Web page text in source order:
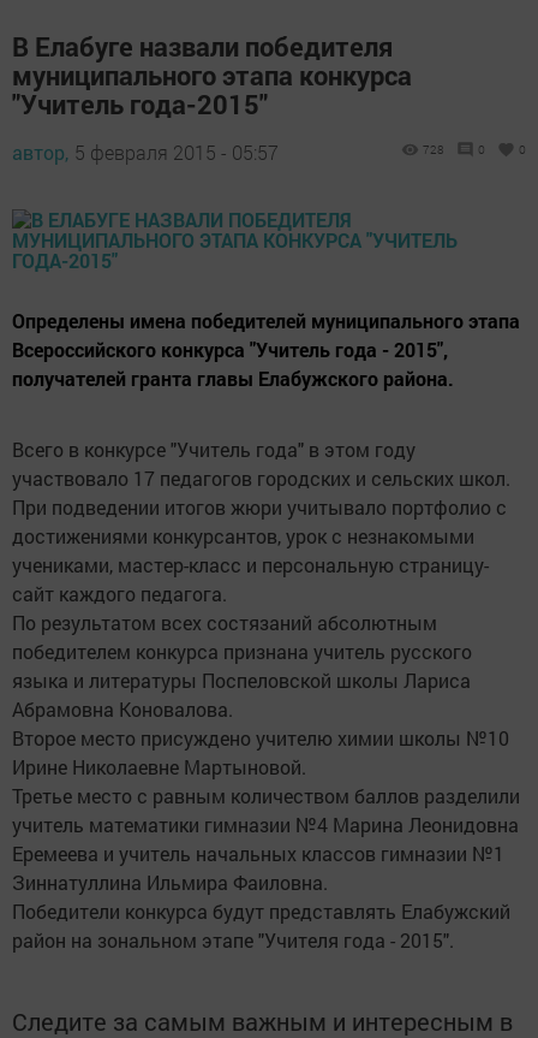
В Елабуге назвали победителя
муниципального этапа конкурса
"Учитель года-2015"
автор, 5 февраля 2015 - 05:57 728 0 0
Определены имена победителей муниципального этапа
Всероссийского конкурса "Учитель года - 2015",
получателей гранта главы Елабужского района.
Всего в конкурсе "Учитель года" в этом году
участвовало 17 педагогов городских и сельских школ.
При подведении итогов жюри учитывало портфолио с
достижениями конкурсантов, урок с незнакомыми
учениками, мастер-класс и персональную страницу-
сайт каждого педагога.
По результатом всех состязаний абсолютным
победителем конкурса признана учитель русского
языка и литературы Поспеловской школы Лариса
Абрамовна Коновалова.
Второе место присуждено учителю химии школы №10
Ирине Николаевне Мартыновой.
Третье место с равным количеством баллов разделили
учитель математики гимназии №4 Марина Леонидовна
Еремеева и учитель начальных классов гимназии №1
Зиннатуллина Ильмира Фаиловна.
Победители конкурса будут представлять Елабужский
район на зональном этапе "Учителя года - 2015".
Следите за самым важным и интересным в